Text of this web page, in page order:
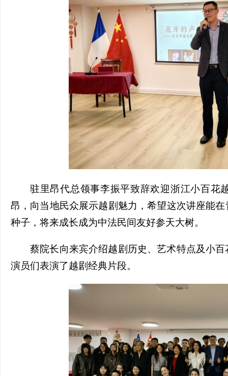
驻里昂代总领事李振平致辞欢迎浙江小百花
昂，向当地民众展示越剧魅力，希望这次讲座能
种子，将来成长成为中法民间友好参天大树。
蔡院长向来宾介绍越剧历史、艺术特点及小
演员们表演了越剧经典片段。